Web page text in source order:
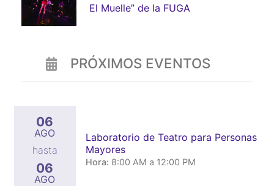
El Muelle” de la FUGA
PRÓXIMOS EVENTOS
06
AGO
hasta
06
AGO
Laboratorio de Teatro para Personas
Mayores
Hora: 8:00 AM a 12:00 PM